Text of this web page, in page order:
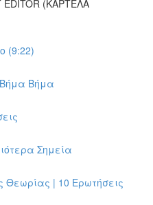
EDITOR (ΚΑΡΤΕΛΑ
(9:22)
Βήμα
Σημεία
Θεωρίας | 10 Ερωτήσεις